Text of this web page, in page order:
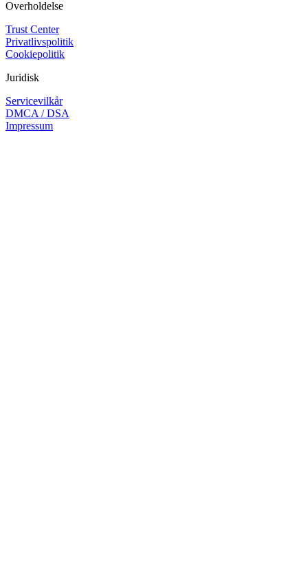
Overholdelse
Trust Center
Privatlivspolitik
Cookiepolitik
Juridisk
Servicevilkår
DMCA / DSA
Impressum